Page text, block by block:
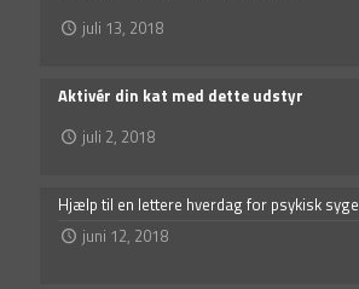
juli 13, 2018
Aktivér din kat med dette udstyr
juli 2, 2018
Hjælp til en lettere hverdag for psykisk syge
juni 12, 2018